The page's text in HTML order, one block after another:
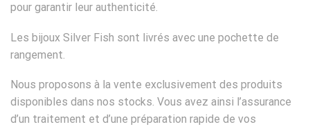
pour garantir leur authenticité.
Les bijoux Silver Fish sont livrés avec une pochette de
rangement.
Nous proposons à la vente exclusivement des produits
disponibles dans nos stocks. Vous avez ainsi l’assurance
d’un traitement et d’une préparation rapide de vos